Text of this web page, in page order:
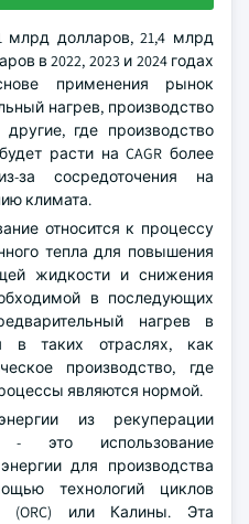
млрд долларов, 21,4 млрд
в 2022, 2023 и 2024 годах
применения рынок
нагрев, производство
где производство
расти на CAGR более
за сосредоточения на
климата.
относится к процессу
тепла для повышения
жидкости и снижения
в последующих
нагрев в
в таких отраслях, как
производство, где
являются нормой.
из рекуперации
- это использование
для производства
технологий циклов
(ORC) или Калины. Эта